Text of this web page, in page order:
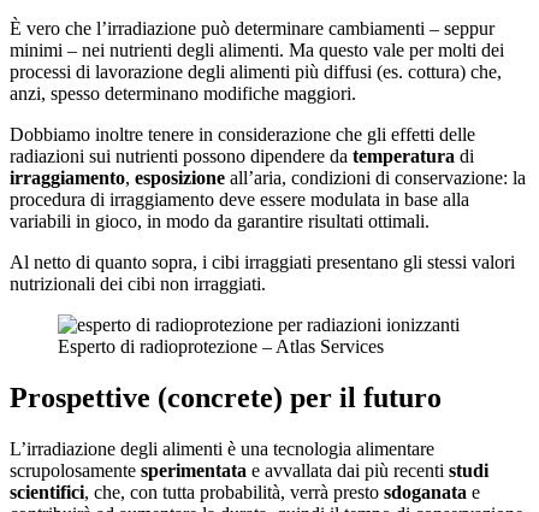
È vero che l’irradiazione può determinare cambiamenti – seppur
minimi – nei nutrienti degli alimenti. Ma questo vale per molti dei
processi di lavorazione degli alimenti più diffusi (es. cottura) che,
anzi, spesso determinano modifiche maggiori.
Dobbiamo inoltre tenere in considerazione che gli effetti delle
radiazioni sui nutrienti possono dipendere da temperatura di
irraggiamento, esposizione all’aria, condizioni di conservazione: la
procedura di irraggiamento deve essere modulata in base alla
variabili in gioco, in modo da garantire risultati ottimali.
Al netto di quanto sopra, i cibi irraggiati presentano gli stessi valori
nutrizionali dei cibi non irraggiati.
Esperto di radioprotezione – Atlas Services
Prospettive (concrete) per il futuro
L’irradiazione degli alimenti è una tecnologia alimentare
scrupolosamente sperimentata e avvallata dai più recenti studi
scientifici, che, con tutta probabilità, verrà presto sdoganata e